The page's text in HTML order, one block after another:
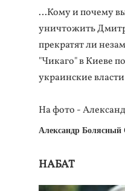
…Кому и почему
уничтожить
прекратят ли
"Чикаго" в Киеве
украинские
На фото -
Александр Болясный
НАБАТ